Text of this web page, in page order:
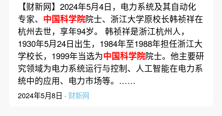
【财新网】2024年5月4日，电力系统及其自动化
专家、 中国科学院院士、浙江大学原校长韩祯祥在
杭州去世，享年94岁。 韩祯祥是浙江杭州人，
1930年5月24日出生，1984年至1988年担任浙江大
学校长，1999年当选为中国科学院院士。他主要研
究领域为电力系统运行与控制、人工智能在电力系
统中的应用、电力市场等。……
2024年5月8日 · 财新网